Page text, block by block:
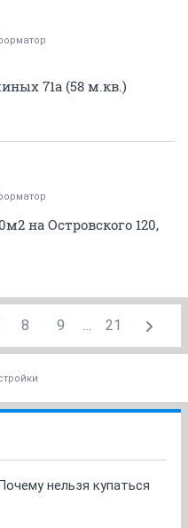
71а (58 м.кв.)
на Островского 120,
8 9 ... 21
нельзя купаться